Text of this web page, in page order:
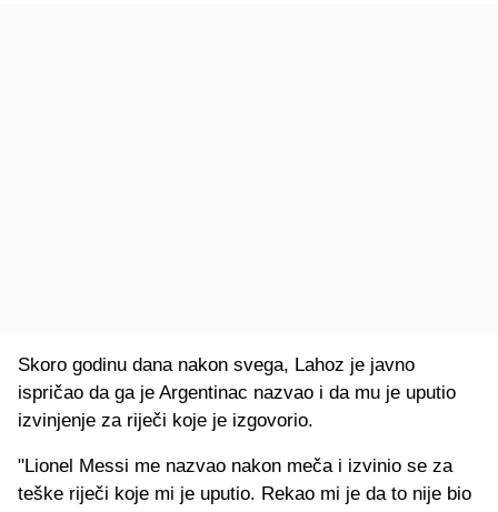
Skoro godinu dana nakon svega, Lahoz je javno
ispričao da ga je Argentinac nazvao i da mu je uputio
izvinjenje za riječi koje je izgovorio.
"Lionel Messi me nazvao nakon meča i izvinio se za
teške riječi koje mi je uputio. Rekao mi je da to nije bio